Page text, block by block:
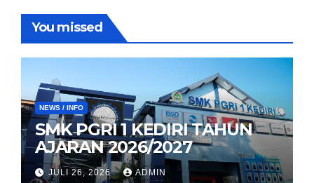
You missed
NEWS / INFO
SMK PGRI 1 KEDIRI TAHUN
AJARAN 2026/2027
JULI 26, 2026 ADMIN